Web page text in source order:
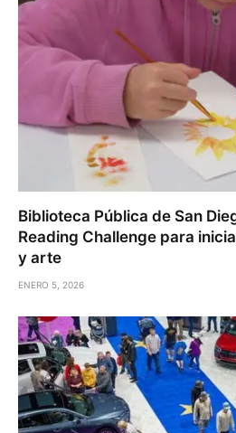
Biblioteca Pública de San
Reading Challenge para
y arte
ENERO 5, 2026